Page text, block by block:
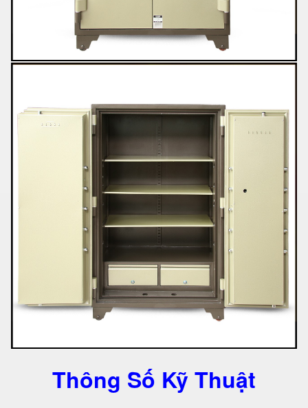
Thông Số Kỹ Thuật